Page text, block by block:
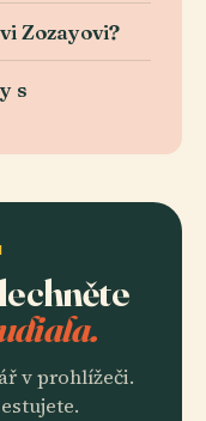
Zozayovi?
s
v prohlížeči.